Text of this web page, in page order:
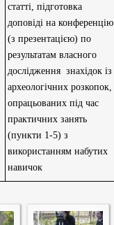
статті, підготовка
доповіді на конференцію
(з презентацією) по
результатам власного
дослідження знахідок із
археологічних розкопок,
опрацьованих під час
практичних занять
(пункти 1-5) з
використанням набутих
навичок